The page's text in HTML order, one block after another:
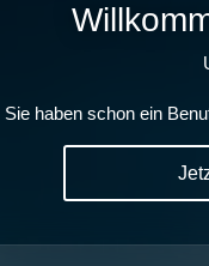
Sie haben schon ein